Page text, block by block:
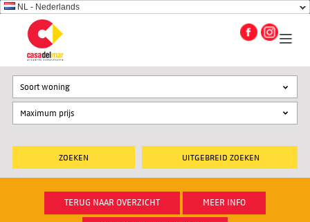
NL - Nederlands
UITGEBREID ZOEKEN
Soort woning
TERUG NAAR OVERZICHT MEER INFO